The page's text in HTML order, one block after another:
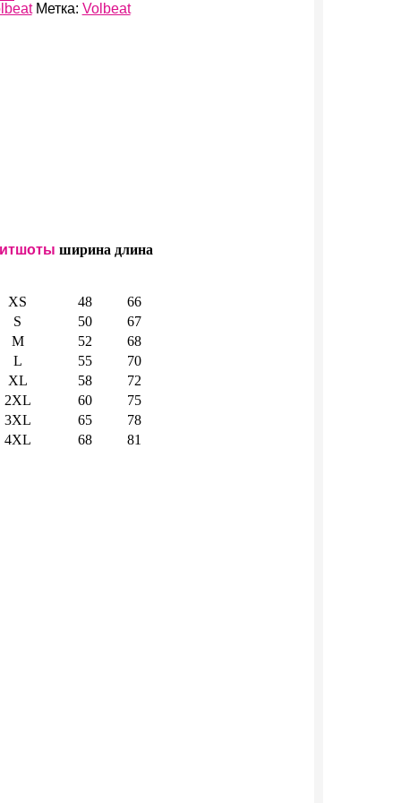
Метка: Volbeat
ширина длина
XS 48
66
S
50
67
M
52
68
L
55
70
XL
58
72
2XL
60
75
3XL
65
78
4XL
68 81